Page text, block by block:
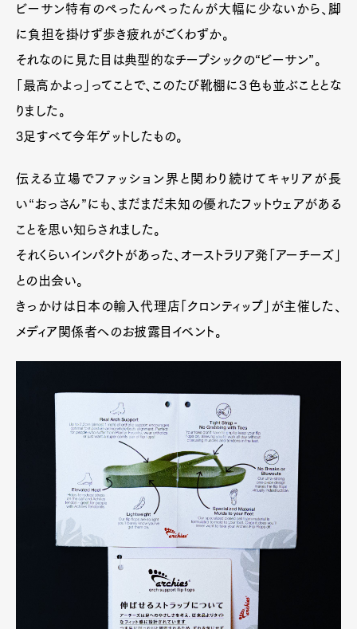
ビーサン特有のぺったんぺったんが大幅に少ないから、脚
に負担を掛けず歩き疲れがごくわずか。
それなのに見た目は典型的なチープシックの“ビーサン”。
「最高かよっ」ってことで、このたび靴棚に３色も並ぶこととな
りました。
3足すべて今年ゲットしたもの。
伝える立場でファッション界と関わり続けてキャリアが長
い“おっさん”にも、まだまだ未知の優れたフットウェアがある
ことを思い知らされました。
それくらいインパクトがあった、オーストラリア発「アーチーズ」
との出会い。
きっかけは日本の輸入代理店「クロンティップ」が主催した、
メディア関係者へのお披露目イベント。